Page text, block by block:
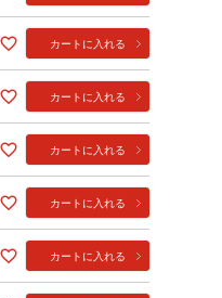
カートに入れる
カートに入れる
カートに入れる
カートに入れる
カートに入れる